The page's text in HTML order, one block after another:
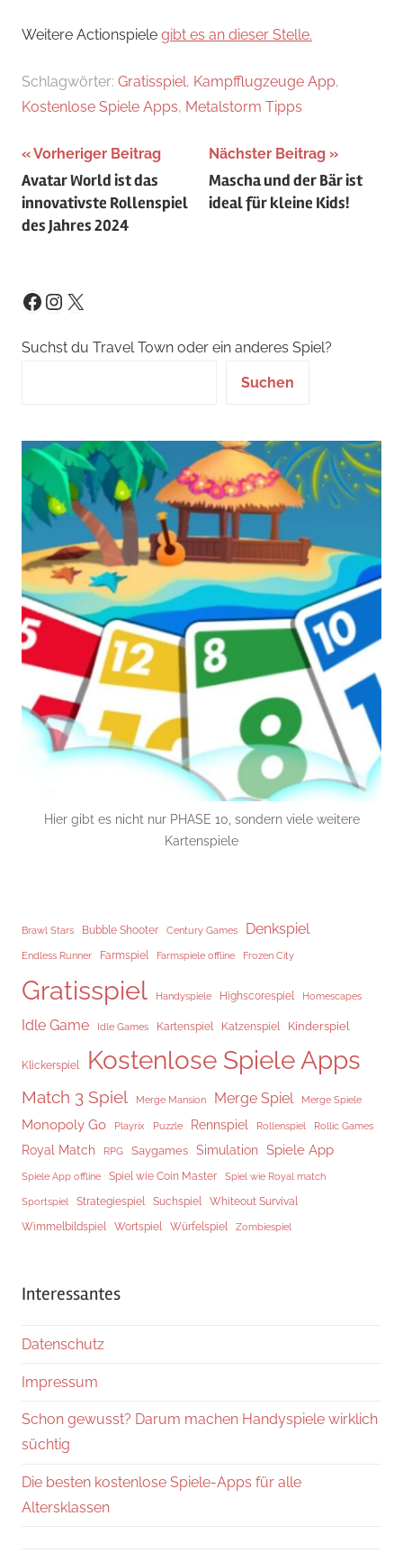
Weitere Actionspiele gibt es an dieser Stelle.
Schlagwörter: Gratisspiel, Kampfflugzeuge App,
Kostenlose Spiele Apps, Metalstorm Tipps
Beitragsnavigation
Vorheriger Beitrag
Avatar World ist das
innovativste Rollenspiel
des Jahres 2024
Nächster Beitrag
Mascha und der Bär ist
ideal für kleine Kids!
Facebook
Instagram
X
Suchst du Travel Town oder ein anderes Spiel?
Suchen
Hier gibt es nicht nur PHASE 10, sondern viele weitere
Kartenspiele
Brawl Stars Bubble Shooter Century Games Denkspiel
Endless Runner Farmspiel Farmspiele offline Frozen City
Gratisspiel Handyspiele Highscorespiel Homescapes
Idle Game Idle Games Kartenspiel Katzenspiel Kinderspiel
Klickerspiel Kostenlose Spiele Apps
Match 3 Spiel Merge Mansion Merge Spiel Merge Spiele
Monopoly Go Playrix Puzzle Rennspiel Rollenspiel Rollic Games
Royal Match RPG Saygames Simulation Spiele App
Spiele App offline Spiel wie Coin Master Spiel wie Royal match
Sportspiel Strategiespiel Suchspiel
Whiteout Survival
Wimmelbildspiel
Wortspiel Würfelspiel Zombiespiel
Interessantes
Datenschutz
Impressum
Schon gewusst? Darum machen Handyspiele wirklich
süchtig
Die besten kostenlose Spiele-Apps für alle
Altersklassen